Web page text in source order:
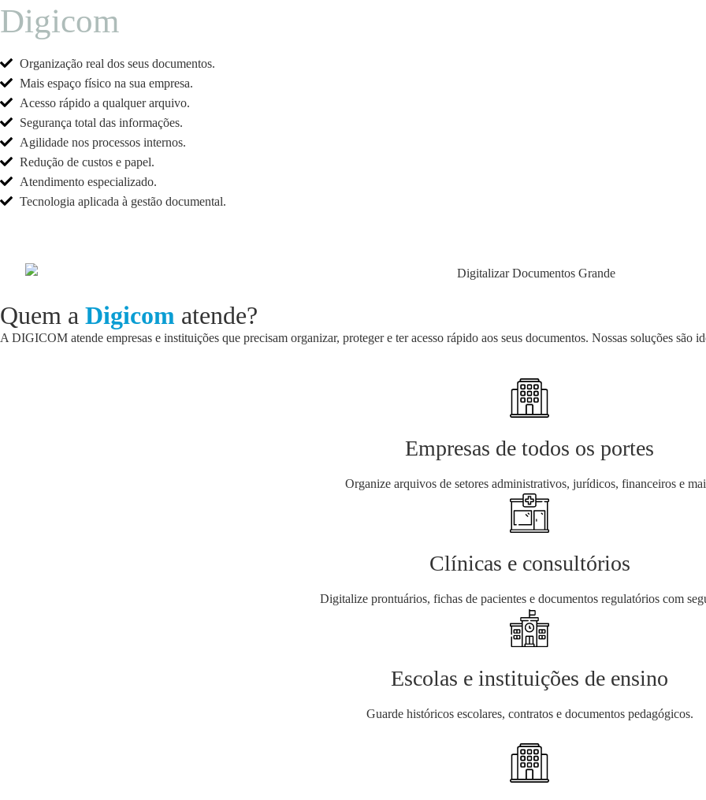
Digicom
Organização real dos seus documentos.
Mais espaço físico na sua empresa.
Acesso rápido a qualquer arquivo.
Segurança total das informações.
Agilidade nos processos internos.
Redução de custos e papel.
Atendimento especializado.
Tecnologia aplicada à gestão documental.
Quem a Digicom atende?
A DIGICOM atende empresas e instituições que precisam organizar, proteger e ter acesso rápido aos seus documentos. Nossas soluções são
Empresas de todos os portes
Organize arquivos de setores administrativos, jurídicos, financeiros e
Clínicas e consultórios
Digitalize prontuários, fichas de pacientes e documentos regulatórios com
Escolas e instituições de ensino
Guarde históricos escolares, contratos e documentos pedagógicos.